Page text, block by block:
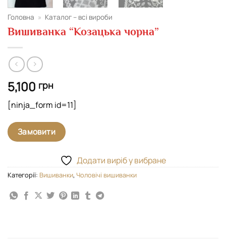
Головна » Каталог – всі вироби
Вишиванка “Козацька чорна”
5,100 грн
[ninja_form id=11]
Замовити
Додати виріб у вибране
Категорії: Вишиванки, Чоловічі вишиванки